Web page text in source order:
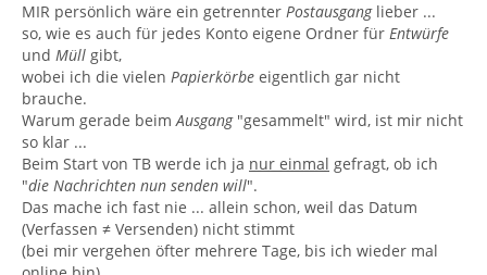
MIR persönlich wäre ein getrennter Postausganglieber ...
so, wie es auch für jedes Konto eigene Ordner für Entwürfe
und Müll gibt,
wobei ich die vielen Papierkörbe eigentlich gar nicht
brauche.
Warum gerade beimAusgang"gesammelt" wird, ist mir nicht
so klar ...
Beim Start von TB werde ich ja nur einmal gefragt, ob ich
"die Nachrichten nun senden will".
Das mache ich fast nie ... allein schon, weil das Datum
(Verfassen ≠ Versenden) nicht stimmt
(bei mir vergehen öfter mehrere Tage, bis ich wieder mal